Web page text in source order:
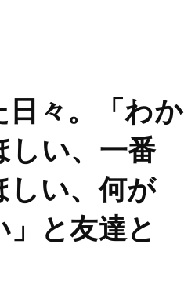
々。「わか
しい、一番
しい、何が
と友達と